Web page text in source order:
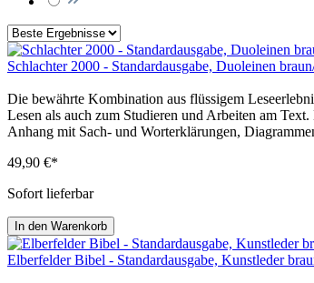
Schlachter 2000 - Standardausgabe, Duoleinen
Die bewährte Kombination aus flüssigem
Lesen als auch zum Studieren und Arbeiten am
Anhang mit Sach- und Worterklärungen,
49,90 €*
Sofort lieferbar
In den Warenkorb
Elberfelder Bibel - Standardausgabe, Kunstleder